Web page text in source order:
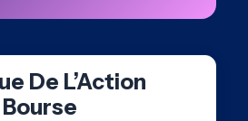
De L’Action